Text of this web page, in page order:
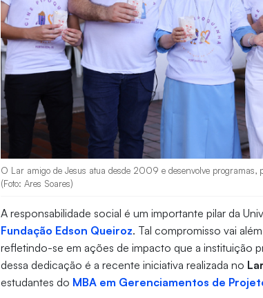
O Lar amigo de Jesus atua desde 2009 e desenvolve programas,
(Foto: Ares Soares)
A responsabilidade social é um importante pilar da
Fundação Edson Queiroz. Tal compromisso vai
refletindo-se em ações de impacto que a instituição
dessa dedicação é a recente iniciativa realizada no
estudantes do MBA em Gerenciamentos de